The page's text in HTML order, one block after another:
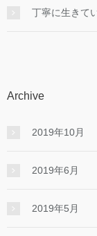
丁寧に生きて
Archive
2019年10月
2019年6月
2019年5月